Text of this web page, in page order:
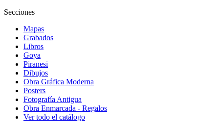
Secciones
Mapas
Grabados
Libros
Goya
Piranesi
Dibujos
Obra Gráfica Moderna
Posters
Fotografía Antigua
Obra Enmarcada - Regalos
Ver todo el catálogo